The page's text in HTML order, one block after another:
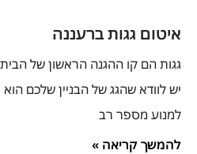
איטום גגות ברעננה
גגות הם קו ההגנה הראשון של הבית
יש לוודא שהגג של הבניין שלכם
למנוע מספר רב
להמשך קריאה »